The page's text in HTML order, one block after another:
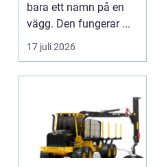
bara ett namn på en
vägg. Den fungerar ...
17 juli 2026